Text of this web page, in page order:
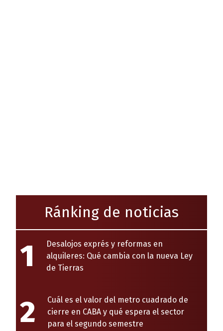
Ránking de noticias
1
Desalojos exprés y reformas en
alquileres: Qué cambia con la nueva Ley
de Tierras
2
Cuál es el valor del metro cuadrado de
cierre en CABA y qué espera el sector
para el segundo semestre